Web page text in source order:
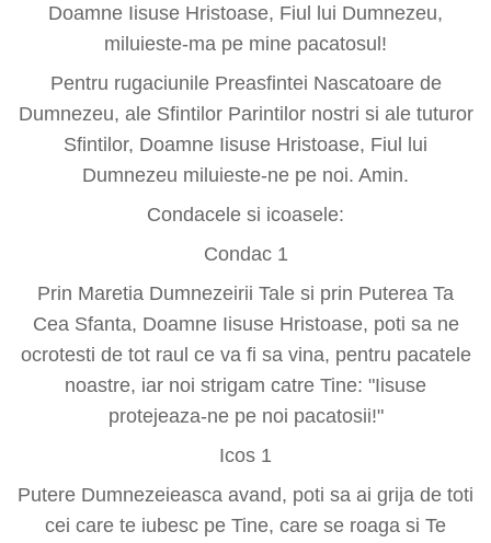
Doamne Iisuse Hristoase, Fiul lui Dumnezeu,
miluieste-ma pe mine pacatosul!
Pentru rugaciunile Preasfintei Nascatoare de
Dumnezeu, ale Sfintilor Parintilor nostri si ale tuturor
Sfintilor, Doamne Iisuse Hristoase, Fiul lui
Dumnezeu miluieste-ne pe noi. Amin.
Condacele si icoasele:
Condac 1
Prin Maretia Dumnezeirii Tale si prin Puterea Ta
Cea Sfanta, Doamne Iisuse Hristoase, poti sa ne
ocrotesti de tot raul ce va fi sa vina, pentru pacatele
noastre, iar noi strigam catre Tine: "Iisuse
protejeaza-ne pe noi pacatosii!"
Icos 1
Putere Dumnezeieasca avand, poti sa ai grija de toti
cei care te iubesc pe Tine, care se roaga si Te